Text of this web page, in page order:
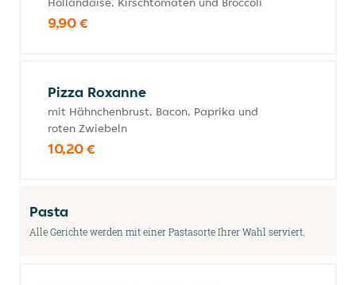
9,90 €
Pizza Roxanne
mit Hähnchenbrust, Bacon, Paprika und
roten Zwiebeln
10,20 €
Pasta
Alle Gerichte werden mit einer Pastasorte Ihrer Wahl serviert.